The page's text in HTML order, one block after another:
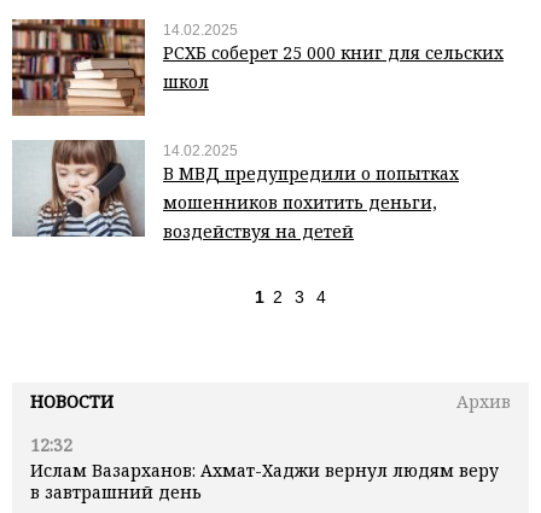
НОВОСТИ
Архив
12:32
Ислам Вазарханов: Ахмат-Хаджи вернул людям веру
в завтрашний день
14.02.2025
РСХБ соберет 25 000 книг для сельских
школ
14.02.2025
В МВД предупредили о попытках
мошенников похитить деньги,
воздействуя на детей
1 2 3 4